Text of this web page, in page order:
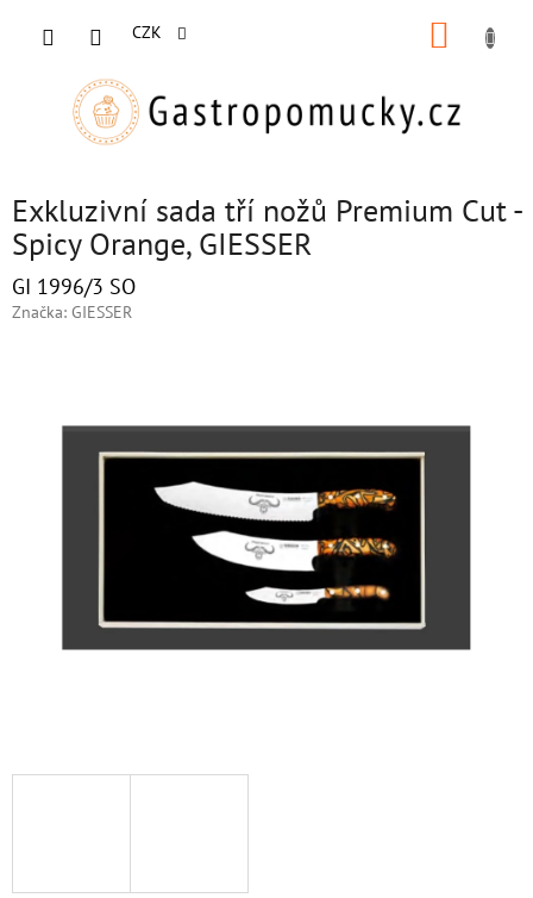
CZK
Exkluzivní sada tří nožů Premium Cut -
Spicy Orange, GIESSER
GI 1996/3 SO
Značka: GIESSER